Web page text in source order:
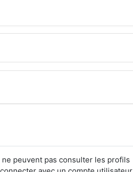
peuvent pas consulter les profils